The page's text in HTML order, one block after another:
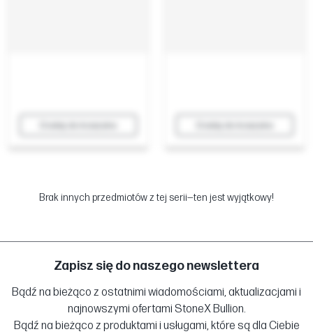
Brak innych przedmiotów z tej serii—ten jest wyjątkowy!
Zapisz się do naszego newslettera
Bądź na bieżąco z ostatnimi wiadomościami, aktualizacjami i
najnowszymi ofertami StoneX Bullion.
Bądź na bieżąco z produktami i usługami, które są dla Ciebie